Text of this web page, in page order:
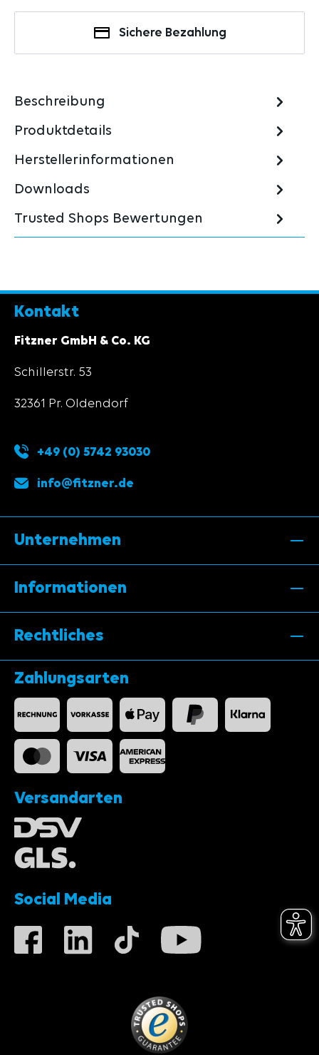
Sichere Bezahlung
Beschreibung
Produktdetails
Herstellerinformationen
Downloads
Trusted Shops Bewertungen
Kontakt
Fitzner GmbH & Co. KG
Schillerstr. 53
32361 Pr. Oldendorf
+49 (0) 5742 93030
info@fitzner.de
Unternehmen
Informationen
Rechtliches
Zahlungsarten
Versandarten
Social Media